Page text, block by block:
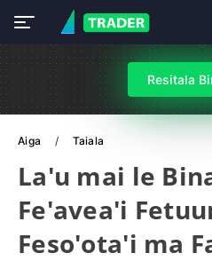
Resitala
Aiga Taiala
La'u mai le
Fe'avea'i
Feso'ota'i ma